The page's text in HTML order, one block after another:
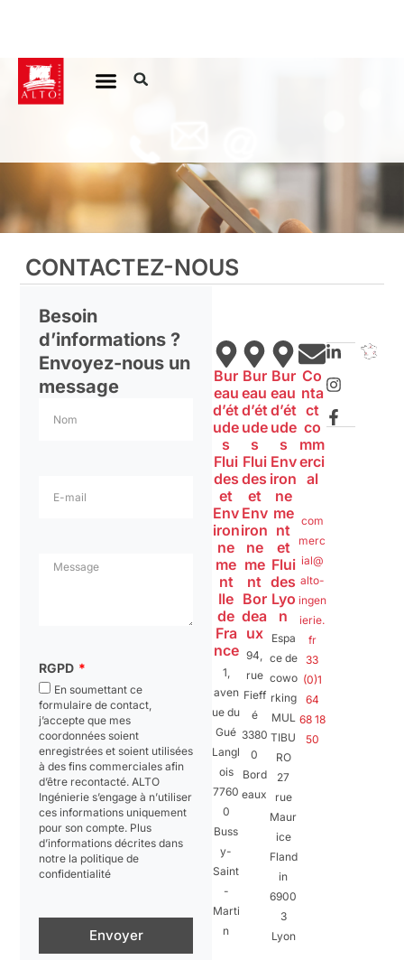
CONTACTEZ-NOUS
Bur
eau
d’ét
ude
s
Flui
des
et
Env
iron
ne
me
nt
Ile
de
Fra
nce
1,
aven
ue du
Gué
Langl
ois
7760
0
Buss
y-
Saint
-
Marti
n
Bur
eau
d’ét
ude
s
Flui
des
et
Env
iron
ne
me
nt
Bor
dea
ux
94,
rue
Fieff
é
3380
0
Bord
eaux
Bur
eau
d’ét
ude
s
Env
iron
ne
me
nt
et
Flui
des
Lyo
n
Espa
ce de
cowo
rking
MUL
TIBU
RO
27
rue
Maur
ice
Fland
in
6900
3
Lyon
Co
nta
ct
co
mm
erci
al
com
merc
ial@
alto-
ingen
ierie.
fr
33
(0)1
64
68 18
50
L
i
n
k
e
d
I
n
s
t
a
g
F
a
c
e
b
o
Besoin
d’informations ?
Envoyez-nous un
message
RGPD
En soumettant ce
formulaire de contact,
j’accepte que mes
coordonnées soient
enregistrées et soient utilisées
à des fins commerciales afin
d’être recontacté. ALTO
Ingénierie s’engage à n’utiliser
ces informations uniquement
pour son compte. Plus
d’informations décrites dans
notre la politique de
confidentialité
Envoyer